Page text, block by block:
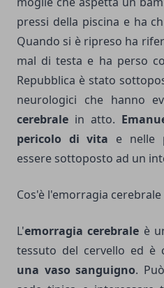
pressi della piscina e ha
Quando si è ripreso ha
mal di testa e ha perso
Repubblica è stato
neurologici che hanno
cerebrale in atto.
pericolo di vita e nelle
essere sottoposto ad un
Cos'è l'emorragia cerebrale
L'emorragia cerebrale è
tessuto del cervello ed è
una vaso sanguigno.